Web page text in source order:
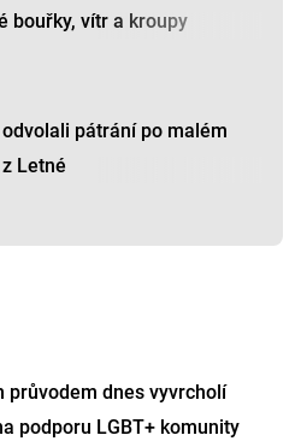
bouřky, vítr a kroupy
pátrání po malém
Letné
průvodem dnes vyvrcholí
podporu LGBT+ komunity